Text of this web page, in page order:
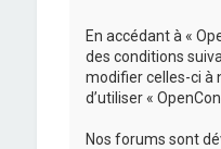
En accédant à «
des conditions
modifier celles-ci à
d’utiliser «
Nos forums sont